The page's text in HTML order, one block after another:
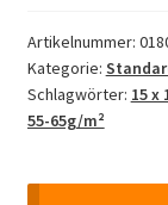
cm
Menge
Artikelnummer:
Kategorie:
Schlagwörter: 15 x
55-65g/m²